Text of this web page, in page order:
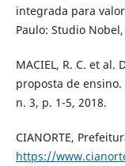
integrada para
Paulo: Studio
MACIEL, R. C. et
proposta de
n. 3, p. 1-5, 2018.
CIANORTE,
https://